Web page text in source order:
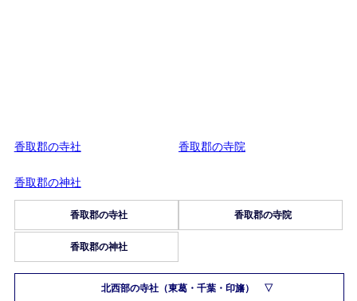
香取郡の寺社 香取郡の寺院
香取郡の神社
香取郡の寺社 香取郡の寺院
香取郡の神社
北西部の寺社（東葛・千葉・印旛）